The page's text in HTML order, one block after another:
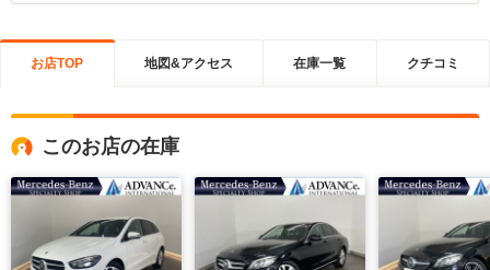
お店TOP 地図&アクセス 在庫一覧 クチコミ
このお店の在庫